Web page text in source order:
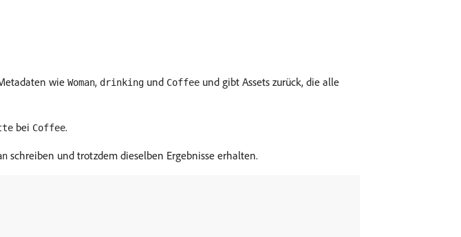
wie Woman, drinking und Coffee und gibt Assets zurück, die alle
bei Coffee.
schreiben und trotzdem dieselben Ergebnisse erhalten.